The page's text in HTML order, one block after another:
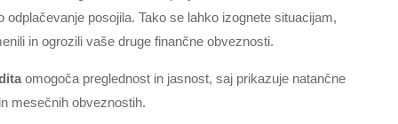
posojila. Tako se lahko izognete situacijam,
in ogrozili vaše druge finančne obveznosti.
omogoča preglednost in jasnost, saj prikazuje natančne
mesečnih obveznostih.